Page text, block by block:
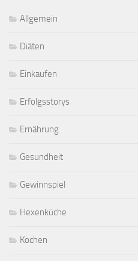
Allgemein
Diäten
Einkaufen
Erfolgsstorys
Ernährung
Gesundheit
Gewinnspiel
Hexenküche
Kochen